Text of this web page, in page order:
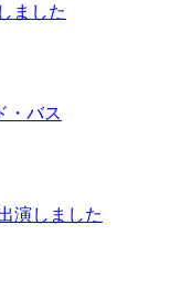
ました
・バス
演しました